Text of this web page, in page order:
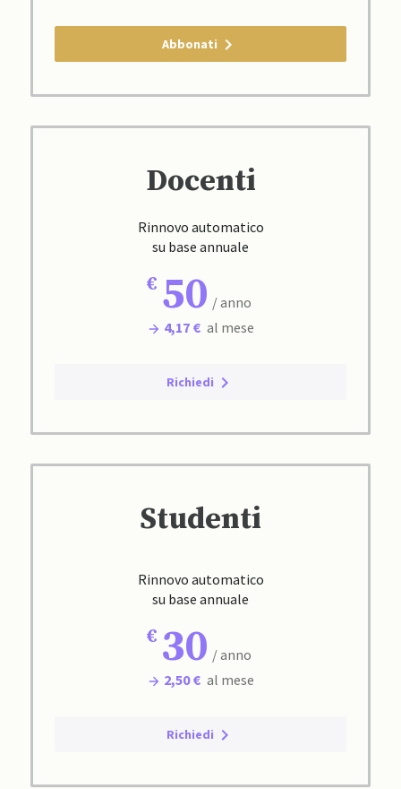
Abbonati
Docenti
Rinnovo automatico
su base annuale
50 / anno
4,17 € al mese
Richiedi
Studenti
Rinnovo automatico
su base annuale
30 / anno
2,50 € al mese
Richiedi